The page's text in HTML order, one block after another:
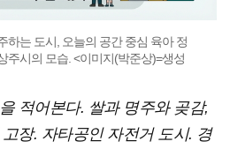
하는 도시, 오늘의 공간 중심 육아 정
주시의 모습. <이미지(박준상)=생성
적어본다. 쌀과 명주와 곶감,
장. 자타공인 자전거 도시. 경